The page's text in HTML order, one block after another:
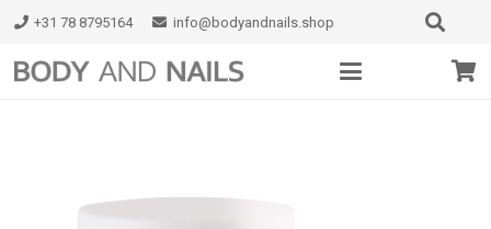
+31 78 8795164 info@bodyandnails.shop